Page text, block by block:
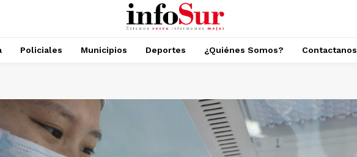
Policiales Municipios Deportes ¿Quiénes Somos? Contactanos